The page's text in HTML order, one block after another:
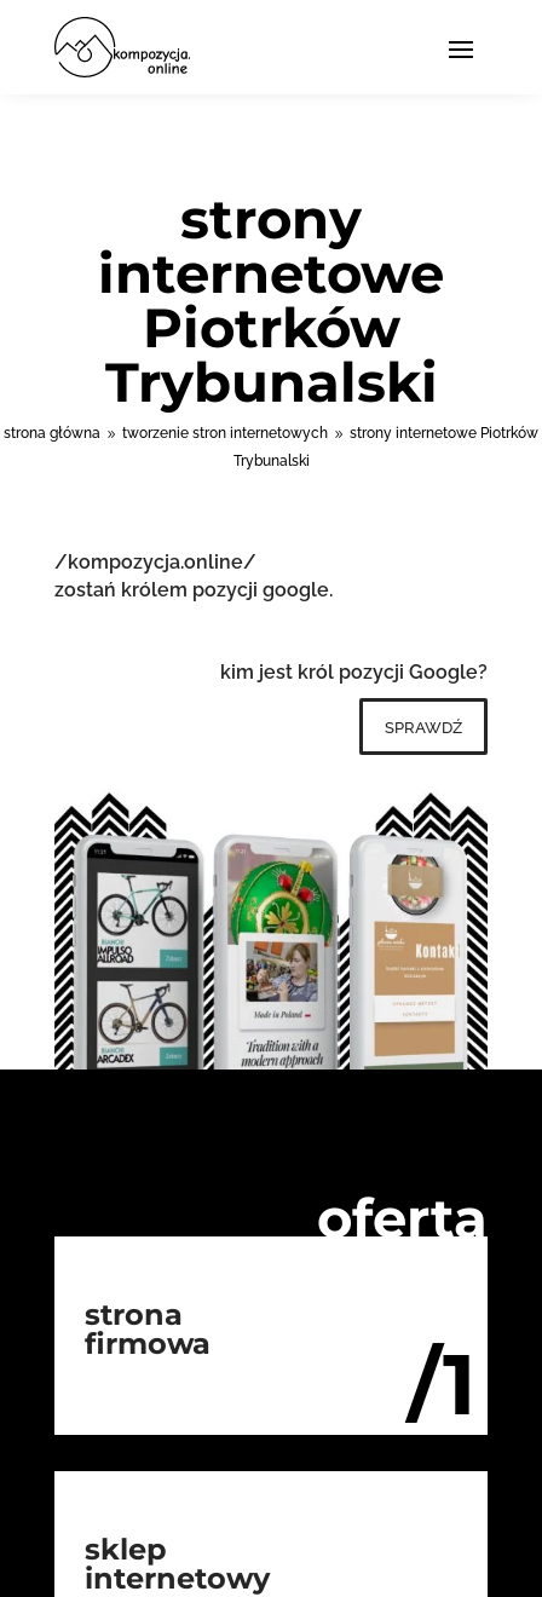
strony
internetowe
Piotrków
Trybunalski
strona główna 9 tworzenie stron internetowych 9 strony internetowe Piotrków
Trybunalski
/kompozycja.online/
zostań królem pozycji google.
kim jest król pozycji Google?
sprawdź
oferta
/1
strona
firmowa
sklep
internetowy